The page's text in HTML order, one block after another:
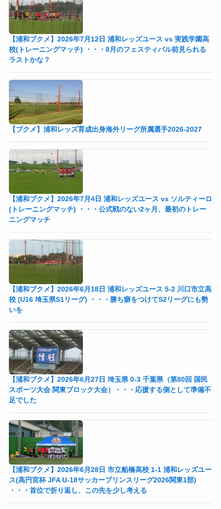
【浦和ブクメ】2026年7月12日 浦和レッズユース vs 実践学園高
校(トレーニングマッチ) ・・・8月のフェスティバル前見られる
ラストかな？
【ブクメ】浦和レッズ育成出身海外リーグ所属選手2026-2027
【浦和ブクメ】2026年7月4日 浦和レッズユース vs ソルティーロ
(トレーニングマッチ) ・・・公式戦のない2ヶ月、最初のトレー
ニングマッチ
【浦和ブクメ】2026年6月18日 浦和レッズユース 5-2 川口市立高
校 (U16 埼玉県S1リーグ) ・・・勝ち癖をつけてS2リーグにも勢
いを
【浦和ブクメ】2026年6月27日 埼玉県 0-3 千葉県（第80回 国民
スポーツ大会 関東ブロック大会）・・・応援する側として準備不
足でした
【浦和ブクメ】2026年6月28日 市立船橋高校 1-1 浦和レッズユー
ス(高円宮杯 JFA U-18サッカープリンスリーグ2026関東1部)
・・・首位で折り返し、この先を少し考える